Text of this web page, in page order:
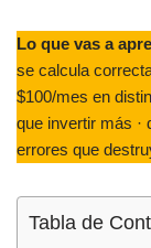
Lo que vas a
se calcula
$100/mes en
que invertir más ·
errores que
Tabla de